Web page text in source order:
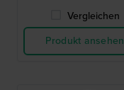
Vergleichen
Produkt ansehen